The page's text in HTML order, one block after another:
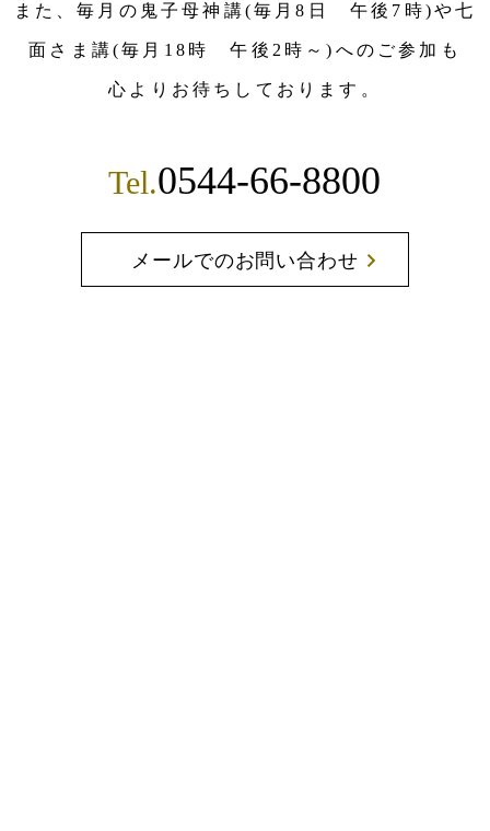
また、毎月の鬼子母神講(毎月8日 午後7時)や七
面さま講(毎月18時 午後2時～)へのご参加も
心よりお待ちしております。
Tel.0544-66-8800
メールでのお問い合わせ